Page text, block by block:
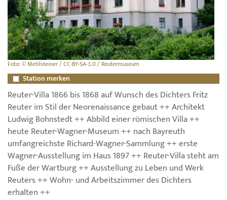
Foto: © Metilsteiner / CC-BY-SA-3.0 / Reutermuseum
Station merken
Reuter-Villa 1866 bis 1868 auf Wunsch des Dichters Fritz
Reuter im Stil der Neorenaissance gebaut ++ Architekt
Ludwig Bohnstedt ++ Abbild einer römischen Villa ++
heute Reuter-Wagner-Museum ++ nach Bayreuth
umfangreichste Richard-Wagner-Sammlung ++ erste
Wagner-Ausstellung im Haus 1897 ++ Reuter-Villa steht am
Fuße der Wartburg ++ Ausstellung zu Leben und Werk
Reuters ++ Wohn- und Arbeitszimmer des Dichters
erhalten ++